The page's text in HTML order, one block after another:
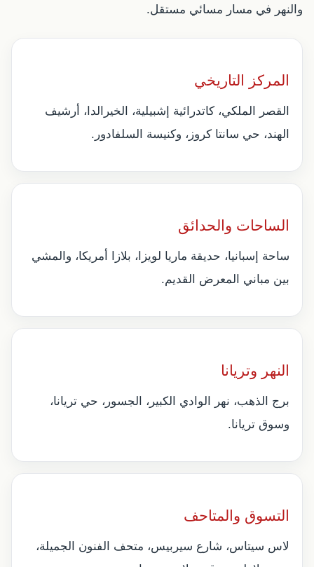
والنهر في مسار مسائي مستقل.
المركز التاريخي
القصر الملكي، كاتدرائية إشبيلية، الخيرالدا، أرشيف
الهند، حي سانتا كروز، وكنيسة السلفادور.
الساحات والحدائق
ساحة إسبانيا، حديقة ماريا لويزا، بلازا أمريكا، والمشي
بين مباني المعرض القديم.
النهر وتريانا
برج الذهب، نهر الوادي الكبير، الجسور، حي تريانا،
وسوق تريانا.
التسوق والمتاحف
لاس سيتاس، شارع سيربيس، متحف الفنون الجميلة،